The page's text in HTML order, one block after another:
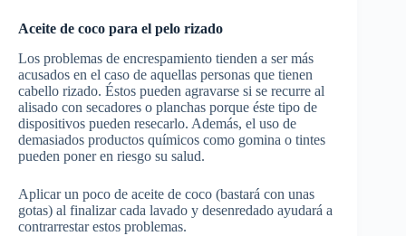
Aceite de coco para el pelo rizado
Los problemas de encrespamiento tienden a ser más
acusados en el caso de aquellas personas que tienen
cabello rizado. Éstos pueden agravarse si se recurre al
alisado con secadores o planchas porque éste tipo de
dispositivos pueden resecarlo. Además, el uso de
demasiados productos químicos como gomina o tintes
pueden poner en riesgo su salud.
Aplicar un poco de aceite de coco (bastará con unas
gotas) al finalizar cada lavado y desenredado ayudará a
contrarrestar estos problemas.